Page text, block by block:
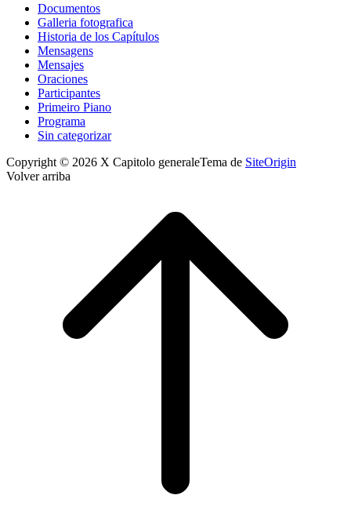
Documentos
Galleria fotografica
Historia de los Capítulos
Mensagens
Mensajes
Oraciones
Participantes
Primeiro Piano
Programa
Sin categorizar
Copyright © 2026 X Capitolo generaleTema de SiteOrigin
Volver arriba